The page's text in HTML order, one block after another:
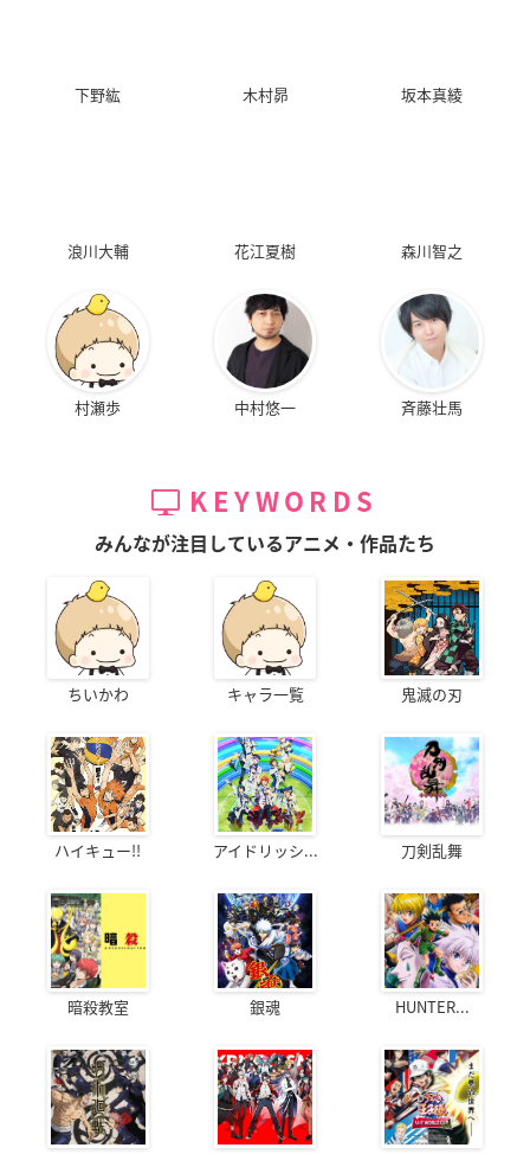
下野紘 木村昴 坂本真綾
浪川大輔 花江夏樹 森川智之
村瀬歩 中村悠一 斉藤壮馬
KEYWORDS
みんなが注目しているアニメ・作品たち
ちいかわ キャラ一覧 鬼滅の刃
ハイキュー!! アイドリッシ... 刀剣乱舞
暗殺教室 銀魂 HUNTER...